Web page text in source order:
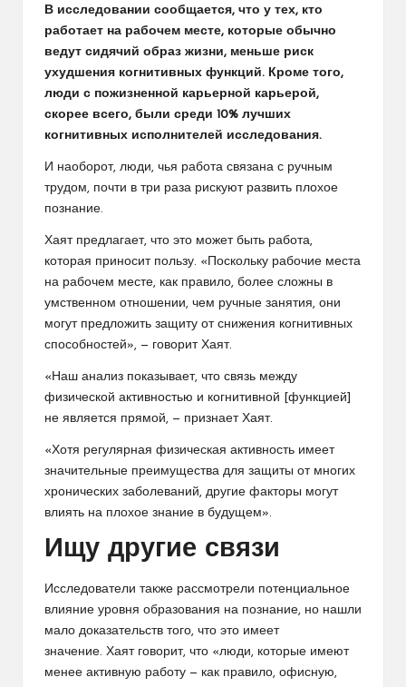
В исследовании сообщается, что у тех, кто
работает на рабочем месте, которые обычно
ведут сидячий образ жизни, меньше риск
ухудшения когнитивных функций. Кроме того,
люди с пожизненной карьерной карьерой,
скорее всего, были среди 10% лучших
когнитивных исполнителей исследования.
И наоборот, люди, чья работа связана с ручным
трудом, почти в три раза рискуют развить плохое
познание.
Хаят предлагает, что это может быть работа,
которая приносит пользу. «Поскольку рабочие места
на рабочем месте, как правило, более сложны в
умственном отношении, чем ручные занятия, они
могут предложить защиту от снижения когнитивных
способностей», — говорит Хаят.
«Наш анализ показывает, что связь между
физической активностью и когнитивной [функцией]
не является прямой, — признает Хаят.
«Хотя регулярная физическая активность имеет
значительные преимущества для защиты от многих
хронических заболеваний, другие факторы могут
влиять на плохое знание в будущем».
Ищу другие связи
Исследователи также рассмотрели потенциальное
влияние уровня образования на познание, но нашли
мало доказательств того, что это имеет
значение. Хаят говорит, что «люди, которые имеют
менее активную работу — как правило, офисную,